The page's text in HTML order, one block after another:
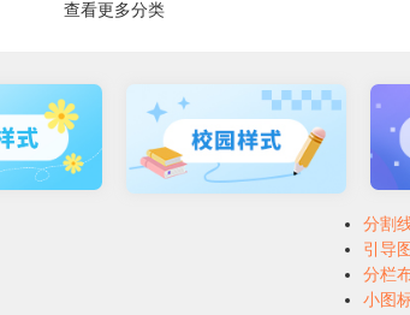
查看更多分类
分割
引导图
分栏
小图